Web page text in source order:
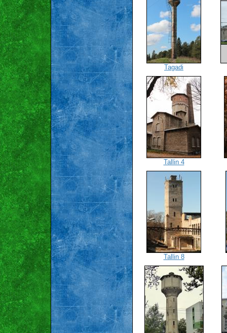
Tagadi
Tallin 4
Tallin 8